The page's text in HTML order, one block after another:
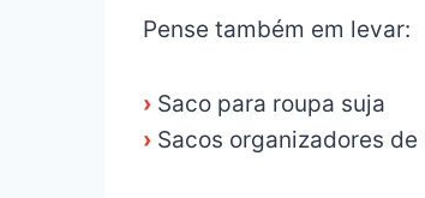
Pense também em levar:
› Saco para roupa suja
› Sacos organizadores